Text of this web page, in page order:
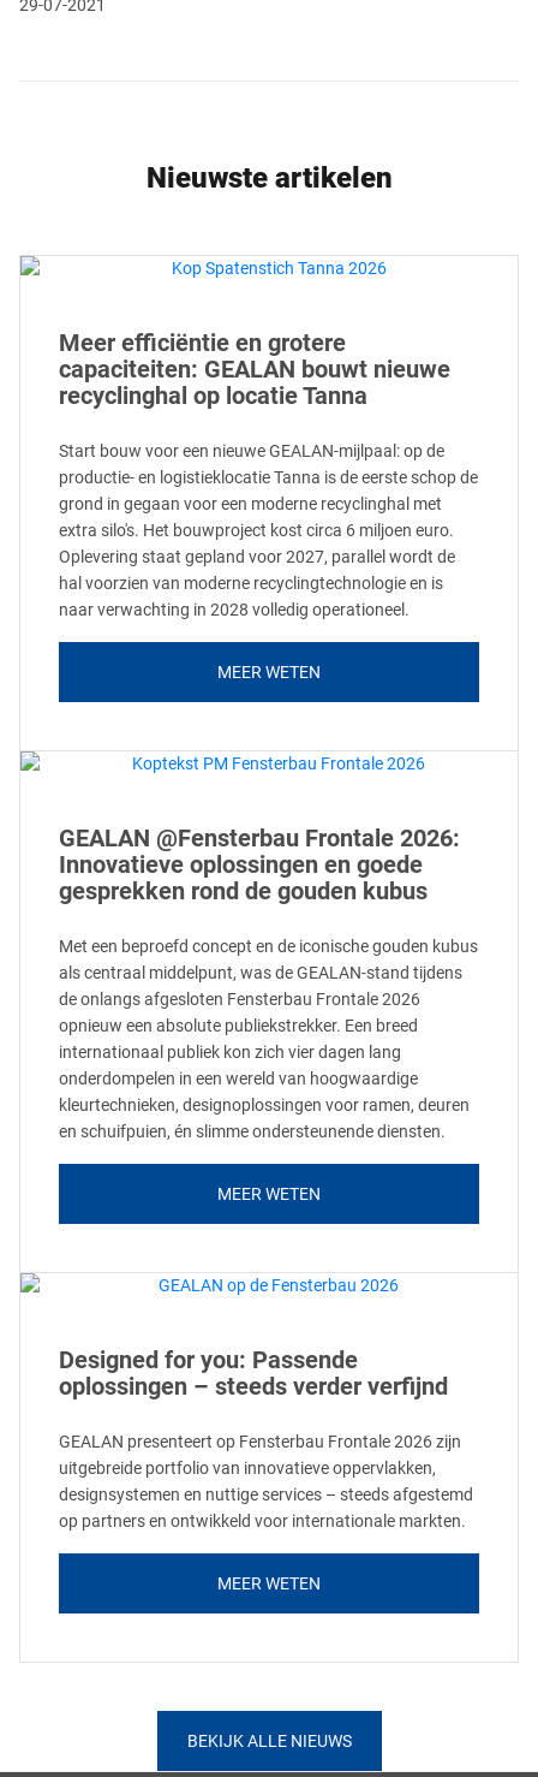
29-07-2021
Nieuwste artikelen
Meer efficiëntie en grotere
capaciteiten: GEALAN bouwt nieuwe
recyclinghal op locatie Tanna
Start bouw voor een nieuwe GEALAN-mijlpaal: op de
productie- en logistieklocatie Tanna is de eerste schop de
grond in gegaan voor een moderne recyclinghal met
extra silo's. Het bouwproject kost circa 6 miljoen euro.
Oplevering staat gepland voor 2027, parallel wordt de
hal voorzien van moderne recyclingtechnologie en is
naar verwachting in 2028 volledig operationeel.
MEER WETEN
GEALAN @Fensterbau Frontale 2026:
Innovatieve oplossingen en goede
gesprekken rond de gouden kubus
Met een beproefd concept en de iconische gouden kubus
als centraal middelpunt, was de GEALAN-stand tijdens
de onlangs afgesloten Fensterbau Frontale 2026
opnieuw een absolute publiekstrekker. Een breed
internationaal publiek kon zich vier dagen lang
onderdompelen in een wereld van hoogwaardige
kleurtechnieken, designoplossingen voor ramen, deuren
en schuifpuien, én slimme ondersteunende diensten.
MEER WETEN
Designed for you: Passende
oplossingen – steeds verder verfijnd
GEALAN presenteert op Fensterbau Frontale 2026 zijn
uitgebreide portfolio van innovatieve oppervlakken,
designsystemen en nuttige services – steeds afgestemd
op partners en ontwikkeld voor internationale markten.
MEER WETEN
BEKIJK ALLE NIEUWS